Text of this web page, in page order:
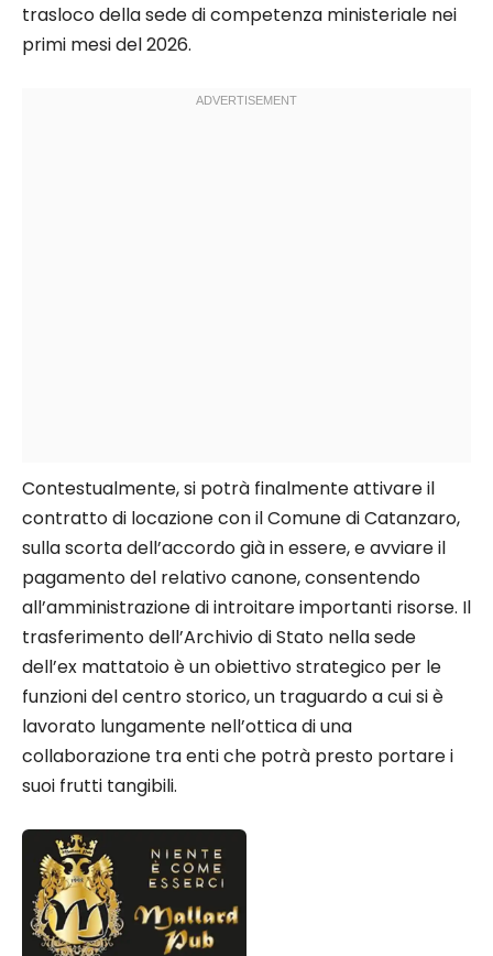
trasloco della sede di competenza ministeriale nei
primi mesi del 2026.
Contestualmente, si potrà finalmente attivare il
contratto di locazione con il Comune di Catanzaro,
sulla scorta dell’accordo già in essere, e avviare il
pagamento del relativo canone, consentendo
all’amministrazione di introitare importanti risorse. Il
trasferimento dell’Archivio di Stato nella sede
dell’ex mattatoio è un obiettivo strategico per le
funzioni del centro storico, un traguardo a cui si è
lavorato lungamente nell’ottica di una
collaborazione tra enti che potrà presto portare i
suoi frutti tangibili.